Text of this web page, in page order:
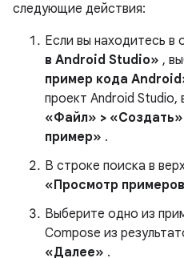
следующие действия:
Если вы находитесь в
в Android Studio» ,
пример кода
проект Android
«Файл» >
пример» .
В строке поиска в
«Просмотр
Выберите одно из
Compose из
«Далее» .